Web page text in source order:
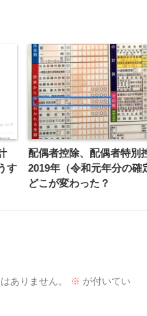
す
配偶者控除、配偶者特別
2019年（令和元年分の確
どこが変わった？
ありません。 ※ が付いてい